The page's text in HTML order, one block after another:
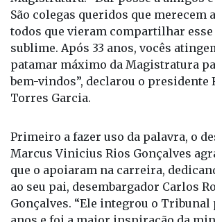
todos que vieram compartilhar esse
sublime. Após 33 anos, vocês
patamar máximo da Magistratura
bem-vindos”, declarou o presidente
Torres Garcia.
Marcus Vinicius Rios Gonçalves
que o apoiaram na carreira,
ao seu pai, desembargador Carlos
Gonçalves. “Ele integrou o Tribunal
anos e foi a maior inspiração da
Essa é uma oportunidade de renovar